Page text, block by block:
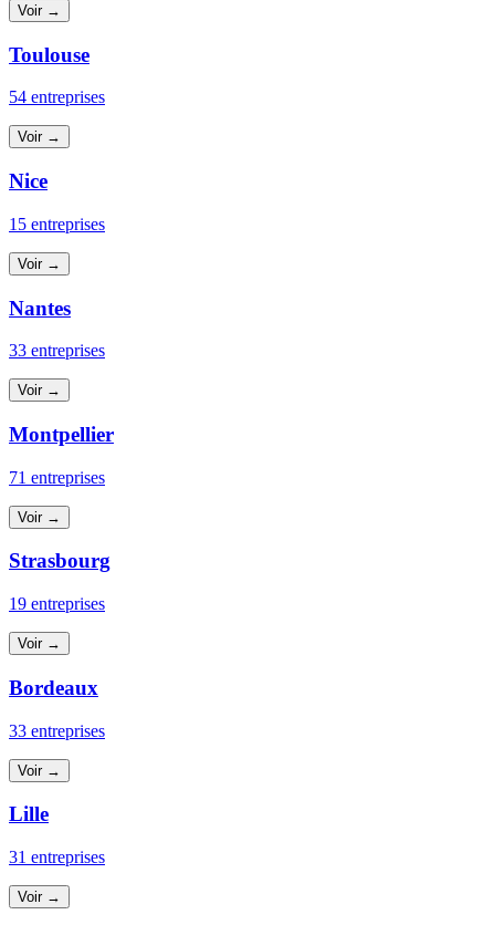
Voir →
Toulouse
54 entreprises
Voir →
Nice
15 entreprises
Voir →
Nantes
33 entreprises
Voir →
Montpellier
71 entreprises
Voir →
Strasbourg
19 entreprises
Voir →
Bordeaux
33 entreprises
Voir →
Lille
31 entreprises
Voir →